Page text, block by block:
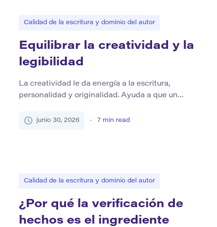
Calidad de la escritura y dominio del autor
Equilibrar la creatividad y la
legibilidad
La creatividad le da energía a la escritura,
personalidad y originalidad. Ayuda a que un
legibilidad, sin embargo, hace que esa
junio 30, 2026 7 min read
Calidad de la escritura y dominio del autor
¿Por qué la verificación de
hechos es el ingrediente